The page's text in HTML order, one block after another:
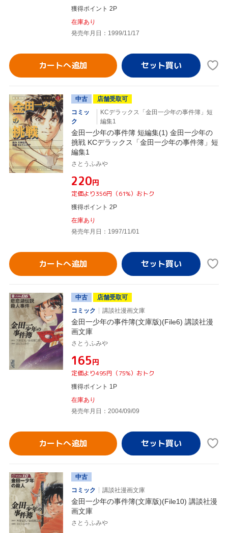
獲得ポイント 2P
在庫あり
発売年月日：1999/11/17
カートへ追加
中古
店舗受取可
コミッ
ク
KCデラックス「金田一少年の事件簿」短
編集1
金田一少年の事件簿 短編集(1) 金田一少年の
挑戦 KCデラックス「金田一少年の事件簿」短
編集1
さとうふみや
¥220円
定価より356円（61%）おトク
獲得ポイント 2P
在庫あり
発売年月日：1997/11/01
カートへ追加
中古
店舗受取可
コミック
講談社漫画文庫
金田一少年の事件簿(文庫版)(File6) 講談社漫
画文庫
さとうふみや
¥165円
定価より495円（75%）おトク
獲得ポイント 1P
在庫あり
発売年月日：2004/09/09
カートへ追加
中古
コミック
講談社漫画文庫
金田一少年の事件簿(文庫版)(File10) 講談社漫
画文庫
さとうふみや